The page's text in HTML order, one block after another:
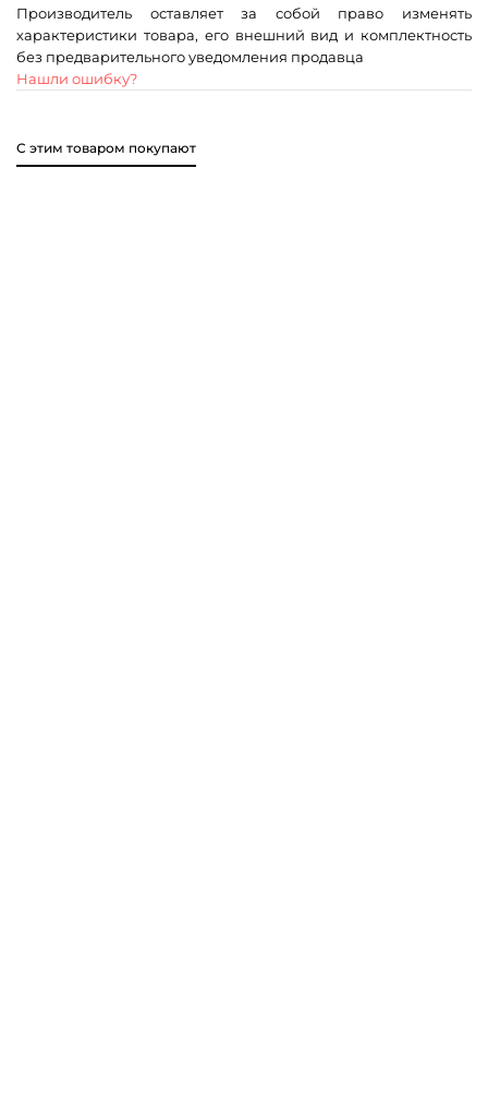
Производитель оставляет за собой право изменять
характеристики товара, его внешний вид и комплектность
без предварительного уведомления продавца
Нашли ошибку?
С этим товаром покупают